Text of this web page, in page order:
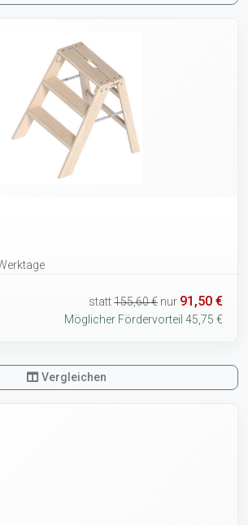
statt155,60 € nur 91,50 €
Möglicher Fördervorteil 45,75 €
Vergleichen